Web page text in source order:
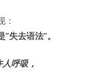
：
失去语法”。
呼吸，